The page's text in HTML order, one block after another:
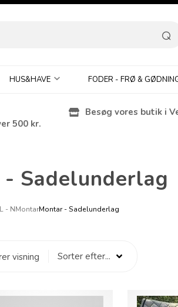
HUS&HAVE FODER - FRØ &
500 kr.
Besøg vores butik i
Sadelunderlag
L - NMontarMontar - Sadelunderlag
visning